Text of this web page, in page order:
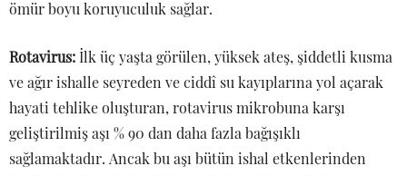
ömür boyu koruyuculuk sağlar.
Rotavirus:İlk üç yaşta görülen, yüksek ateş, şiddetli kusma
ve ağır ishalle seyreden ve ciddî su kayıplarına yol açarak
hayati tehlike oluşturan, rotavirus mikrobuna karşı
geliştirilmiş aşı % 90 dan daha fazla bağışıklı
sağlamaktadır. Ancak bu aşı bütün ishal etkenlerinden